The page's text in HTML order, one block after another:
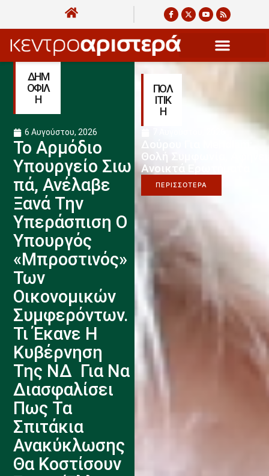
ΔΗΜ
ΟΦΙΛ
Η
6 Αυγούστου, 2026
Το Αρμόδιο
Υπουργείο Σιω
Πά, Ανέλαβε
Ξανά Την
Υπεράσπιση Ο
Υπουργός
«μπροστινός»
Των
Οικονομικών
Συμφερόντων.
Τι Έκανε Η
Κυβέρνηση
Της ΝΔ Για Να
Διασφαλίσει
Πως Τα
Σπιτάκια
Ανακύκλωσης
Θα Κοστίσουν
ΠΟΛ
ΙΤΙΚ
Η
Θολή Συμφωνία, Αφήνει
Ανοικτά Ερωτήματα
ΠΕΡΙΣΣΟΤΕΡΑ